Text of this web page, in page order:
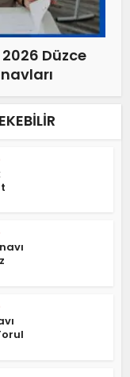
Düzce